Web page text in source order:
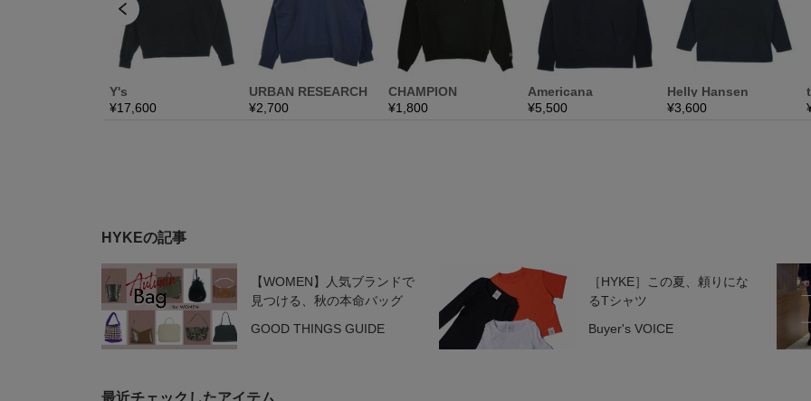
HYKEの記事
【WOMEN】人気ブランドで
見つける、秋の本命バッグ
GOOD THINGS GUIDE
［HYKE］この夏、頼りにな
るTシャツ
Buyer's VOICE
最近チェックしたアイテム